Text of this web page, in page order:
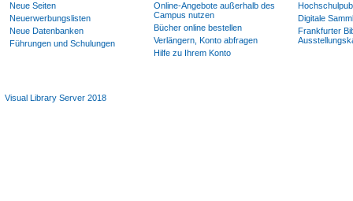
Neue Seiten
Neuerwerbungslisten
Neue Datenbanken
Führungen und Schulungen
Online-Angebote außerhalb des
Campus nutzen
Bücher online bestellen
Verlängern, Konto abfragen
Hilfe zu Ihrem Konto
Digitale
Frankfurter
Visual Library Server 2018